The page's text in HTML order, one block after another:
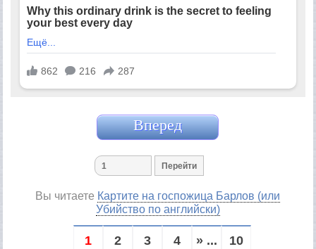
Вперед
Вы читаете Картите на госпожица Барлов (или
Убийство по английски)
1 2 3 4 » ... 10